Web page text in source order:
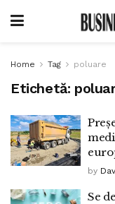
Home Tag poluare
Etichetă:
by
Se